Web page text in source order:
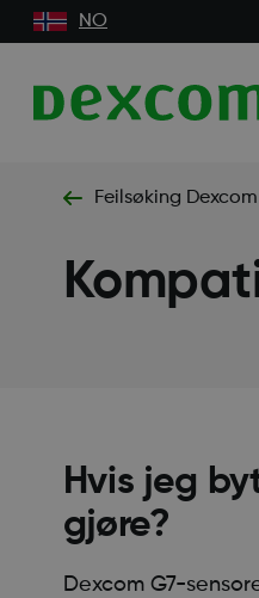
NO
Feilsøking
Hvis jeg
gjøre?
Dexcom G7-